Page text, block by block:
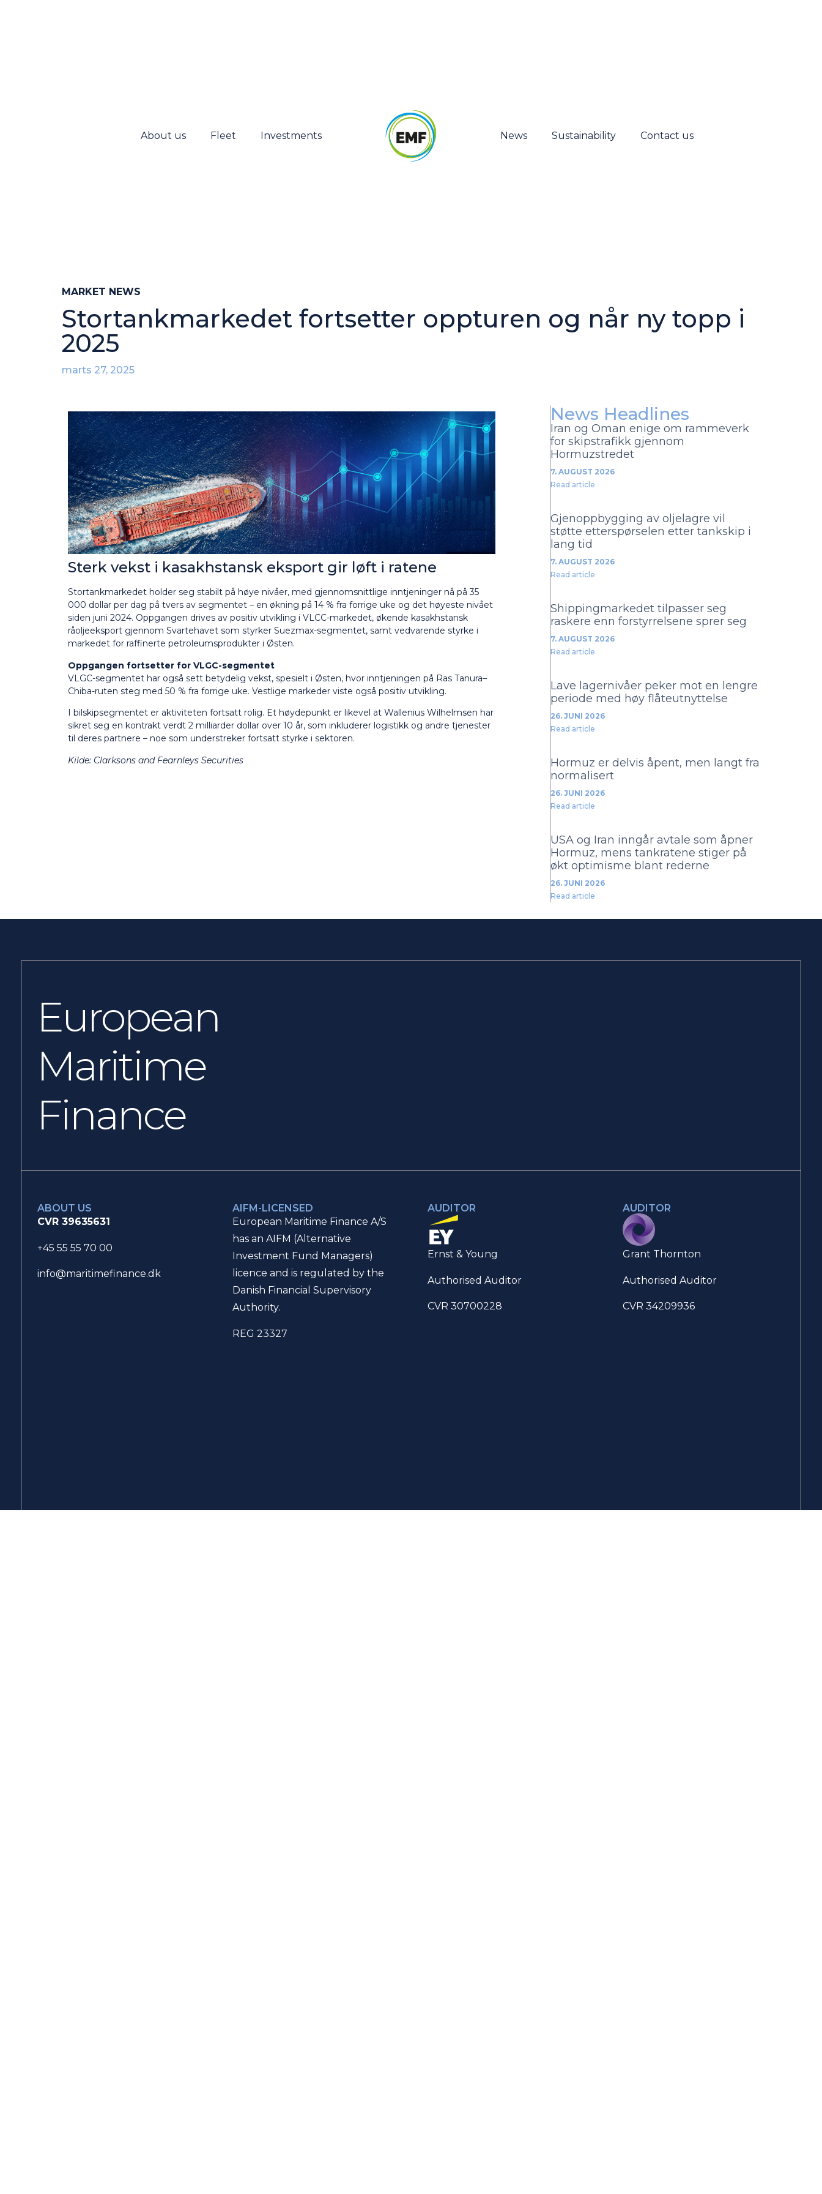
About us Fleet Investments News Sustainability Contact us
MARKET NEWS
Stortankmarkedet fortsetter oppturen og når ny topp i
2025
marts 27, 2025
Sterk vekst i kasakhstansk eksport gir løft i ratene
Stortankmarkedet holder seg stabilt på høye nivåer, med gjennomsnittlige inntjeninger nå på 35
000 dollar per dag på tvers av segmentet – en økning på 14 % fra forrige uke og det høyeste nivået
siden juni 2024. Oppgangen drives av positiv utvikling i VLCC-markedet, økende kasakhstansk
råoljeeksport gjennom Svartehavet som styrker Suezmax-segmentet, samt vedvarende styrke i
markedet for raffinerte petroleumsprodukter i Østen.
Oppgangen fortsetter for VLGC-segmentet
VLGC-segmentet har også sett betydelig vekst, spesielt i Østen, hvor inntjeningen på Ras Tanura–
Chiba-ruten steg med 50 % fra forrige uke. Vestlige markeder viste også positiv utvikling.
I bilskipsegmentet er aktiviteten fortsatt rolig. Et høydepunkt er likevel at Wallenius Wilhelmsen har
sikret seg en kontrakt verdt 2 milliarder dollar over 10 år, som inkluderer logistikk og andre tjenester
til deres partnere – noe som understreker fortsatt styrke i sektoren.
Kilde: Clarksons and Fearnleys Securities
News Headlines
Iran og Oman enige om rammeverk
for skipstrafikk gjennom
Hormuzstredet
7. AUGUST 2026
Read article
Gjenoppbygging av oljelagre vil
støtte etterspørselen etter tankskip i
lang tid
7. AUGUST 2026
Read article
Shippingmarkedet tilpasser seg
raskere enn forstyrrelsene sprer seg
7. AUGUST 2026
Read article
Lave lagernivåer peker mot en lengre
periode med høy flåteutnyttelse
26. JUNI 2026
Read article
Hormuz er delvis åpent, men langt fra
normalisert
26. JUNI 2026
Read article
USA og Iran inngår avtale som åpner
Hormuz, mens tankratene stiger på
økt optimisme blant rederne
26. JUNI 2026
Read article
European
Maritime
Finance
ABOUT US
CVR 39635631
+45 55 55 70 00
info@maritimefinance.dk
AIFM-LICENSED
European Maritime Finance A/S
has an AIFM (Alternative
Investment Fund Managers)
licence and is regulated by the
Danish Financial Supervisory
Authority.
REG 23327
AUDITOR
Ernst & Young
Authorised Auditor
CVR 30700228
AUDITOR
Grant Thornton
Authorised Auditor
CVR 34209936